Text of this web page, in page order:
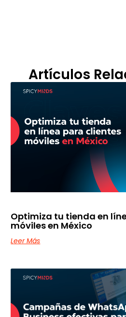
Artículos
Optimiza tu tienda en
móviles en México
Leer Más